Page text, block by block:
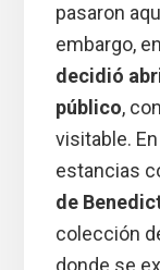
pasaron
embargo,
decidió
público,
visitable.
estancias
de
colección